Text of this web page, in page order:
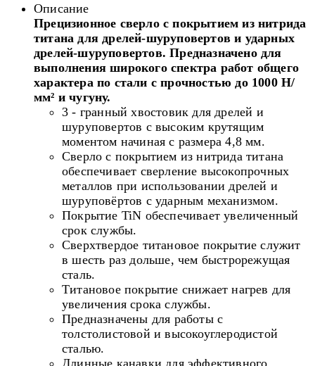
Описание
Прецизионное сверло с покрытием из нитрида
титана для дрелей-шуруповертов и ударных
дрелей-шуруповертов. Предназначено для
выполнения широкого спектра работ общего
характера по стали с прочностью до 1000 Н/
мм² и чугуну.
3 - гранный хвостовик для дрелей и
шуруповертов с высоким крутящим
моментом начиная с размера 4,8 мм.
Сверло с покрытием из нитрида титана
обеспечивает сверление высокопрочных
металлов при использовании дрелей и
шуруповёртов с ударным механизмом.
Покрытие TiN обеспечивает увеличенный
срок службы.
Сверхтвердое титановое покрытие служит
в шесть раз дольше, чем быстрорежущая
сталь.
Титановое покрытие снижает нагрев для
увеличения срока службы.
Предназначены для работы с
толстолистовой и высокоуглеродистой
сталью.
Длинные канавки для эффективного